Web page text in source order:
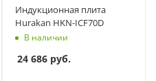
Индукционная плита
Hurakan HKN-ICF70D
В наличии
24 686 руб.